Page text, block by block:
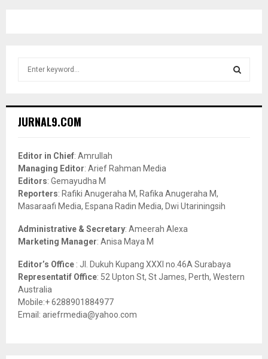
h
o
r
:
JURNAL9.COM
Editor in Chief: Amrullah
Managing Editor: Arief Rahman Media
Editors: Gemayudha M
Reporters: Rafiki Anugeraha M, Rafika Anugeraha M,
Masaraafi Media, Espana Radin Media, Dwi Utariningsih
Administrative & Secretary: Ameerah Alexa
Marketing Manager: Anisa Maya M
Editor’s Office : Jl. Dukuh Kupang XXXI no.46A Surabaya
Representatif Office: 52 Upton St, St James, Perth, Western
Australia
Mobile:+ 6288901884977
Email: ariefrmedia@yahoo.com